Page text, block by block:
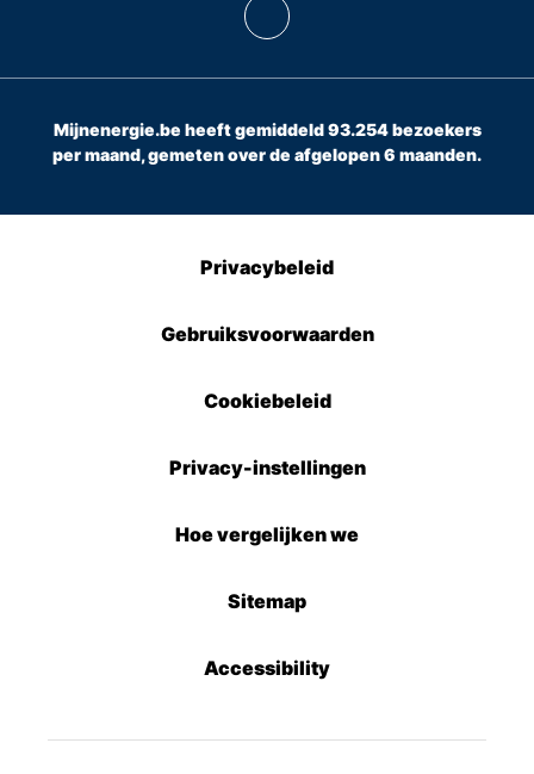
Mijnenergie.be heeft gemiddeld 93.254 bezoekers
per maand, gemeten over de afgelopen 6 maanden.
Privacybeleid
Gebruiksvoorwaarden
Cookiebeleid
Privacy-instellingen
Hoe vergelijken we
Sitemap
Accessibility